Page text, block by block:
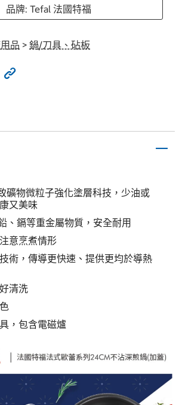
品牌: Tefal 法國特福
品 > 鍋/刀具、砧板
礦物微粒子強化塗層科技，少油或
又美味
、鎘等重金屬物質，安全耐用
意烹煮情形
術，傳導更快速、提供更均於導熱
清洗
，包含電磁爐